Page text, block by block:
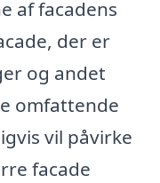
af facadens
der er
og andet
omfattende
vil påvirke
facade